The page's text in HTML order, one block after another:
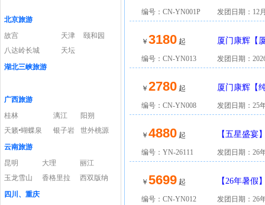
北京旅游
故宫
天津
颐和园
八达岭长城
天坛
湖北三峡旅游
广西旅游
桂林
漓江
阳朔
天籁•蝴蝶泉
银子岩
世外桃源
云南旅游
昆明
大理
丽江
玉龙雪山
香格里拉
西双版纳
四川、重庆
六日游
编号：CN-YN001P 发团日期：12
￥ 3180 起 厦门康辉【
编号：CN-YN013 发团日期：
￥ 2780 起 厦门康辉【
编号：CN-YN008 发团日期：25
￥ 4880 起
【五星盛宴
山/大索道）
编号：YN-26111 发团日期：26
￥ 5699 起 【26年暑假
编号：CN-YN012 发团日期：26